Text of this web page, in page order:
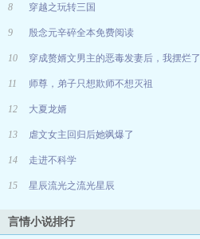
8 穿越之玩转三国
9 殷念元辛碎全本免费阅读
10 穿成赘婿文男主的恶毒发妻后，我摆烂了
11 师尊，弟子只想欺师不想灭祖
12 大夏龙婿
13 虐文女主回归后她飒爆了
14 走进不科学
15 星辰流光之流光星辰
言情小说排行